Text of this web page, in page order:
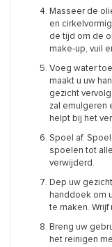
Masseer de
en
de tijd om de
make-up, vuil
Voeg water
maakt u uw
gezicht
zal emulgeren
helpt bij het
Spoel af:
spoelen tot
verwijderd.
Dep uw
handdoek om
te maken.
Breng uw
het reinigen